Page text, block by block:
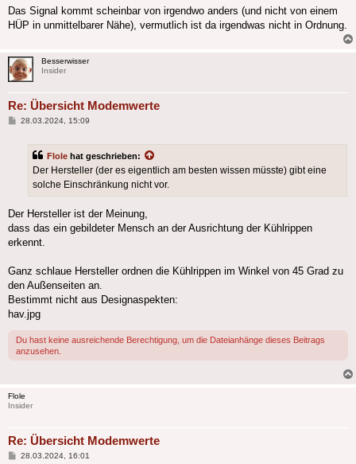
Das Signal kommt scheinbar von irgendwo anders (und nicht von einem
HÜP in unmittelbarer Nähe), vermutlich ist da irgendwas nicht in Ordnung.
Besserwisser
Insider
Re: Übersicht Modemwerte
Beitrag
28.03.2024, 15:09
Flole hat geschrieben:
Der Hersteller (der es eigentlich am besten wissen müsste) gibt eine
solche Einschränkung nicht vor.
Der Hersteller ist der Meinung,
dass das ein gebildeter Mensch an der Ausrichtung der Kühlrippen
erkennt.
Ganz schlaue Hersteller ordnen die Kühlrippen im Winkel von 45 Grad zu
den Außenseiten an.
Bestimmt nicht aus Designaspekten:
hav.jpg
Du hast keine ausreichende Berechtigung, um die Dateianhänge dieses Beitrags
anzusehen.
Flole
Insider
Re: Übersicht Modemwerte
Beitrag
28.03.2024, 16:01